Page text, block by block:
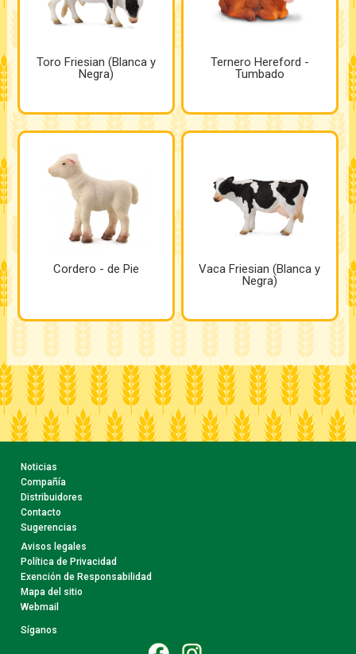
Toro Friesian (Blanca y
Negra)
Ternero Hereford -
Tumbado
Cordero - de Pie
Vaca Friesian (Blanca y
Negra)
Noticias
Compañía
Distribuidores
Contacto
Sugerencias
Avisos legales
Política de Privacidad
Exención de Responsabilidad
Mapa del sitio
Webmail
Síganos